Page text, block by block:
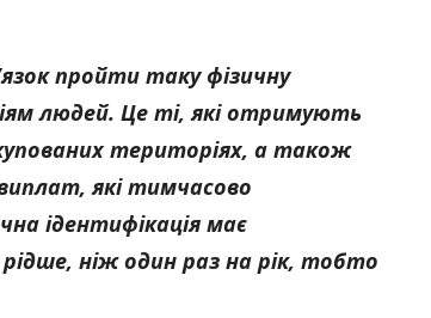
пройти таку фізичну
людей. Це ті, які отримують
територіях, а також
які тимчасово
ідентифікація має
ніж один раз на рік, тобто